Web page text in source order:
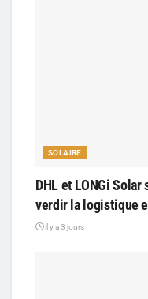
SOLAIRE
DHL et LONGi
verdir la logistique
il y a 3 jours